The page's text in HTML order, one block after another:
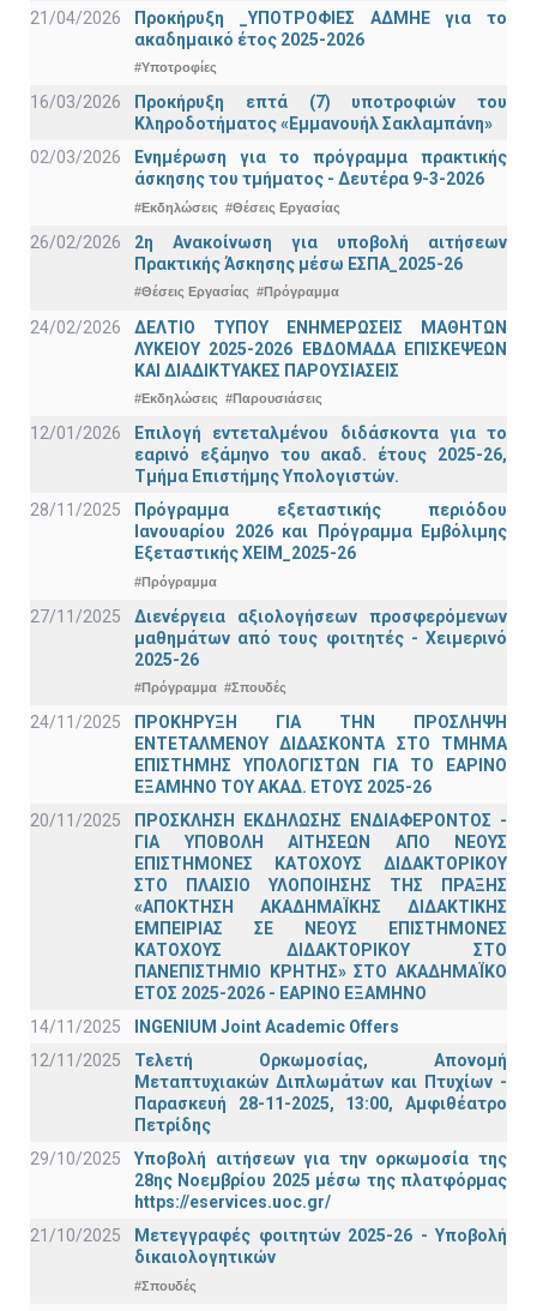
21/04/2026
Προκήρυξη _ΥΠΟΤΡΟΦΙΕΣ ΑΔΜΗΕ για το
ακαδημαικό έτος 2025-2026
#Υποτροφίες
16/03/2026
Προκήρυξη επτά (7) υποτροφιών του
Κληροδοτήματος «Εμμανουήλ Σακλαμπάνη»
02/03/2026
Ενημέρωση για το πρόγραμμα πρακτικής
άσκησης του τμήματος - Δευτέρα 9-3-2026
#Εκδηλώσεις #Θέσεις Εργασίας
26/02/2026
2η Ανακοίνωση για υποβολή αιτήσεων
Πρακτικής Άσκησης μέσω ΕΣΠΑ_2025-26
#Θέσεις Εργασίας #Πρόγραμμα
24/02/2026
ΔΕΛΤΙΟ ΤΥΠΟΥ ΕΝΗΜΕΡΩΣΕΙΣ ΜΑΘΗΤΩΝ
ΛΥΚΕΙΟΥ 2025-2026 ΕΒΔΟΜΑΔΑ ΕΠΙΣΚΕΨΕΩΝ
ΚΑΙ ΔΙΑΔΙΚΤΥΑΚΕΣ ΠΑΡΟΥΣΙΑΣΕΙΣ
#Εκδηλώσεις #Παρουσιάσεις
12/01/2026
Επιλογή εντεταλμένου διδάσκοντα για το
εαρινό εξάμηνο του ακαδ. έτους 2025-26,
Τμήμα Επιστήμης Υπολογιστών.
28/11/2025
Πρόγραμμα εξεταστικής περιόδου
Ιανουαρίου 2026 και Πρόγραμμα Εμβόλιμης
Εξεταστικής ΧΕΙΜ_2025-26
#Πρόγραμμα
27/11/2025
Διενέργεια αξιολογήσεων προσφερόμενων
μαθημάτων από τους φοιτητές - Χειμερινό
2025-26
#Πρόγραμμα #Σπουδές
24/11/2025
ΠΡΟΚΗΡΥΞΗ ΓΙΑ ΤΗΝ ΠΡΟΣΛΗΨΗ
ΕΝΤΕΤΑΛΜΕΝΟΥ ΔΙΔΑΣΚΟΝΤΑ ΣΤΟ ΤΜΗΜΑ
ΕΠΙΣΤΗΜΗΣ ΥΠΟΛΟΓΙΣΤΩΝ ΓΙΑ ΤΟ ΕΑΡΙΝΟ
ΕΞΑΜΗΝΟ ΤΟΥ ΑΚΑΔ. ΕΤΟΥΣ 2025-26
20/11/2025
ΠΡΟΣΚΛΗΣΗ ΕΚΔΗΛΩΣΗΣ ΕΝΔΙΑΦΕΡΟΝΤΟΣ -
ΓΙΑ ΥΠΟΒΟΛΗ ΑΙΤΗΣΕΩΝ ΑΠΟ ΝΕΟΥΣ
ΕΠΙΣΤΗΜΟΝΕΣ ΚΑΤΟΧΟΥΣ ΔΙΔΑΚΤΟΡΙΚΟΥ
ΣΤΟ ΠΛΑΙΣΙΟ ΥΛΟΠΟΙΗΣΗΣ ΤΗΣ ΠΡΑΞΗΣ
«ΑΠΟΚΤΗΣΗ ΑΚΑΔΗΜΑΪΚΗΣ ΔΙΔΑΚΤΙΚΗΣ
ΕΜΠΕΙΡΙΑΣ ΣΕ ΝΕΟΥΣ ΕΠΙΣΤΗΜΟΝΕΣ
ΚΑΤΟΧΟΥΣ ΔΙΔΑΚΤΟΡΙΚΟΥ ΣΤΟ
ΠΑΝΕΠΙΣΤΗΜΙΟ ΚΡΗΤΗΣ» ΣΤΟ ΑΚΑΔΗΜΑΪΚΟ
ΕΤΟΣ 2025-2026 - ΕΑΡΙΝΟ ΕΞΑΜΗΝΟ
14/11/2025
INGENIUM Joint Academic Offers
12/11/2025
Τελετή Ορκωμοσίας, Απονομή
Μεταπτυχιακών Διπλωμάτων και Πτυχίων -
Παρασκευή 28-11-2025, 13:00, Αμφιθέατρο
Πετρίδης
29/10/2025
Υποβολή αιτήσεων για την ορκωμοσία της
28ης Νοεμβρίου 2025 μέσω της πλατφόρμας
https://eservices.uoc.gr/
21/10/2025
Μετεγγραφές φοιτητών 2025-26 - Υποβολή
δικαιολογητικών
#Σπουδές